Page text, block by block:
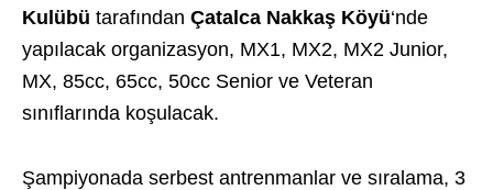
Kulübü tarafından Çatalca Nakkaş Köyü‘nde
yapılacak organizasyon, MX1, MX2, MX2 Junior,
MX, 85cc, 65cc, 50cc Senior ve Veteran
sınıflarında koşulacak.
Şampiyonada serbest antrenmanlar ve sıralama, 3